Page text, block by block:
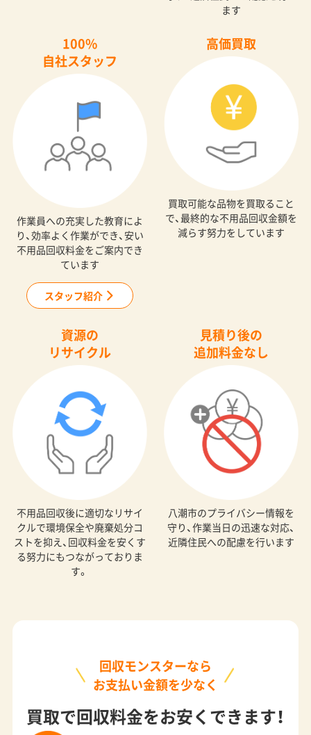
ます
100%
自社スタッフ
作業員への充実した教育によ
り、効率よく作業ができ、安い
不用品回収料金をご案内でき
ています
スタッフ紹介
高価買取
買取可能な品物を買取ること
で、最終的な不用品回収金額を
減らす努力をしています
資源の
リサイクル
不用品回収後に適切なリサイ
クルで環境保全や廃棄処分コ
ストを抑え、回収料金を安くす
る努力にもつながっておりま
す。
見積り後の
追加料金なし
八潮市のプライバシー情報を
守り、作業当日の迅速な対応、
近隣住民への配慮を行います
回収モンスターなら
お支払い金額を少なく
買取で回収料金をお安くできます！